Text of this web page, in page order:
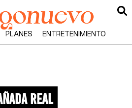
PLANES ENTRETENIMIENTO
real